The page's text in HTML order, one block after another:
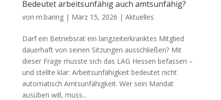
Bedeutet arbeitsunfähig auch amtsunfähig?
von m.baring| März 15, 2026 | Aktuelles
Darf ein Betriebsrat ein langzeiterkranktes Mitglied
dauerhaft von seinen Sitzungen ausschließen? Mit
dieser Frage musste sich das LAG Hessen befassen –
und stellte klar: Arbeitsunfähigkeit bedeutet nicht
automatisch Amtsunfähigkeit. Wer sein Mandat
ausüben will, muss...